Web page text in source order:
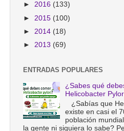
► 2016 (133)
► 2015 (100)
► 2014 (18)
► 2013 (69)
ENTRADAS POPULARES
¿Sabes qué
Helicobacter
¿Sabías que
existe en casi el
población
la gente ni siquiera lo sabe?